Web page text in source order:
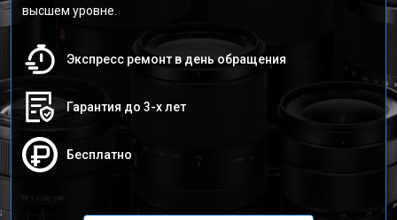
высшем уровне.
Экспресс ремонт в день обращения
Гарантия до 3-х лет
Бесплатно